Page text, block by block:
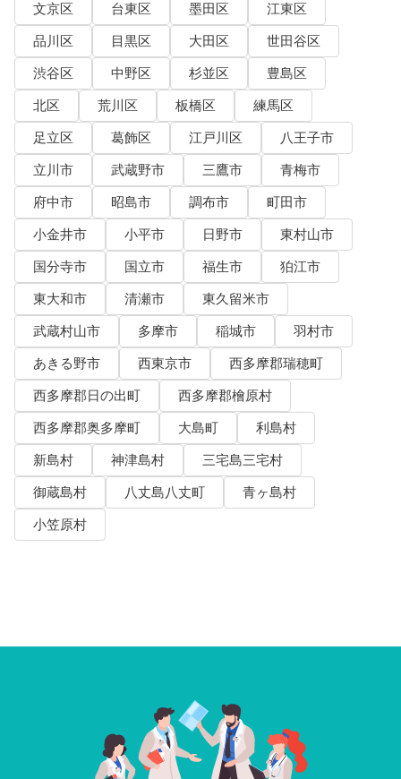
文京区
台東区 墨田区
江東区
品川区
目黒区 大田区
世田谷区
渋谷区
中野区 杉並区
豊島区
北区
荒川区 板橋区
練馬区
足立区
葛飾区 江戸川区
八王子市
立川市
武蔵野市 三鷹市
青梅市
府中市
昭島市 調布市
町田市
小金井市
小平市 日野市
東村山市
国分寺市
国立市 福生市
狛江市
東大和市
清瀬市
東久留米市
武蔵村山市
多摩市 稲城市
羽村市
あきる野市
西東京市
西多摩郡瑞穂町
西多摩郡日の出町
西多摩郡檜原村
西多摩郡奥多摩町
大島町
利島村
新島村
神津島村
三宅島三宅村
御蔵島村
八丈島八丈町
青ヶ島村
小笠原村